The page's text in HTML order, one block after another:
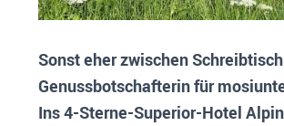
Sonst eher zwischen
Genussbotschafterin für
Ins 4-Sterne-Superior-Hotel